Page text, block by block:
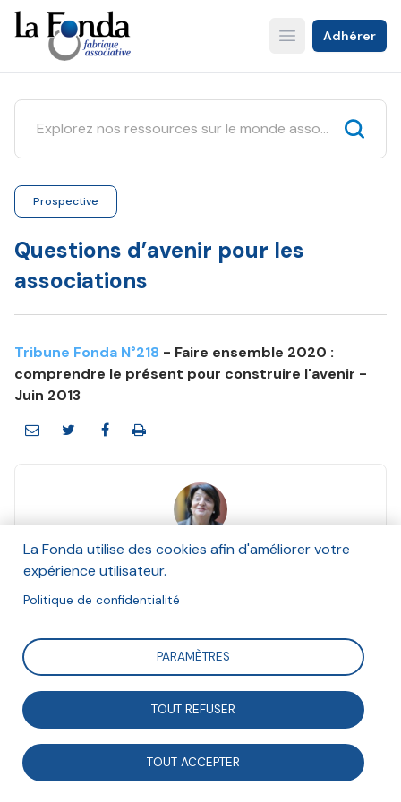
Aller
au
contenu
principal
Open main menu
Adhérer
Prospective
Questions d’avenir pour les
associations
Tribune Fonda N°218 - Faire ensemble 2020 :
comprendre le présent pour construire l'avenir -
Juin 2013
Viviane Tchernonog
Et Jacqueline Mengin
Juin 2013
Suivre
Principales tendances qui traversent le monde
associatif en 2011 et 2012, et réflexions pour l’avenir
pour les associations.
La Fonda utilise des cookies afin d'améliorer votre
expérience utilisateur.
Politique de confidentialité
PARAMÈTRES
TOUT REFUSER
TOUT ACCEPTER